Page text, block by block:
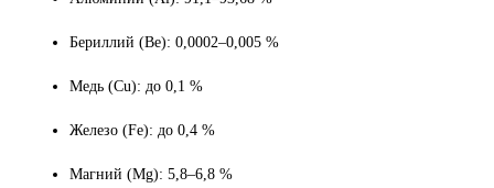
Бериллий (Be): 0,0002–0,005 %
Медь (Cu): до 0,1 %
Железо (Fe): до 0,4 %
Магний (Mg): 5,8–6,8 %